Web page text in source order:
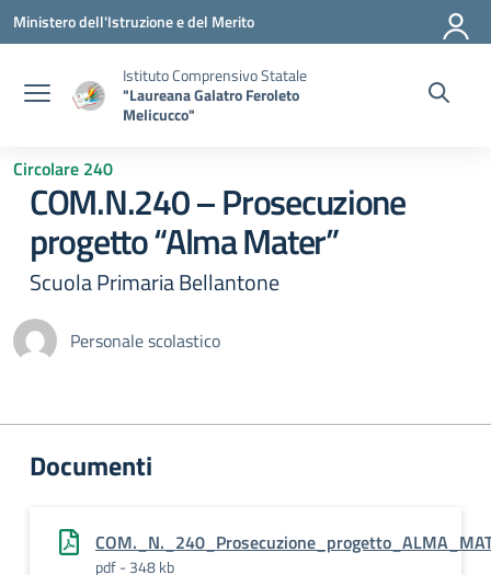
Vai ai contenuti
Vai al menu di navigazione
Vai al footer
Ministero dell'Istruzione e del Merito
Istituto Comprensivo Statale
"Laureana Galatro Feroleto
Melicucco"
Circolare 240
COM.N.240 – Prosecuzione
progetto “Alma Mater”
Scuola Primaria Bellantone
Personale scolastico
Documenti
pdf - 348 kb